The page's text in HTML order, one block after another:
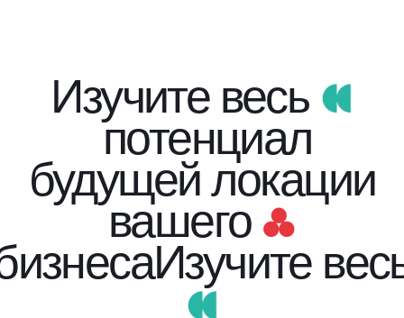
Изучите весь
потенциал
будущей локации
вашего
Изучите